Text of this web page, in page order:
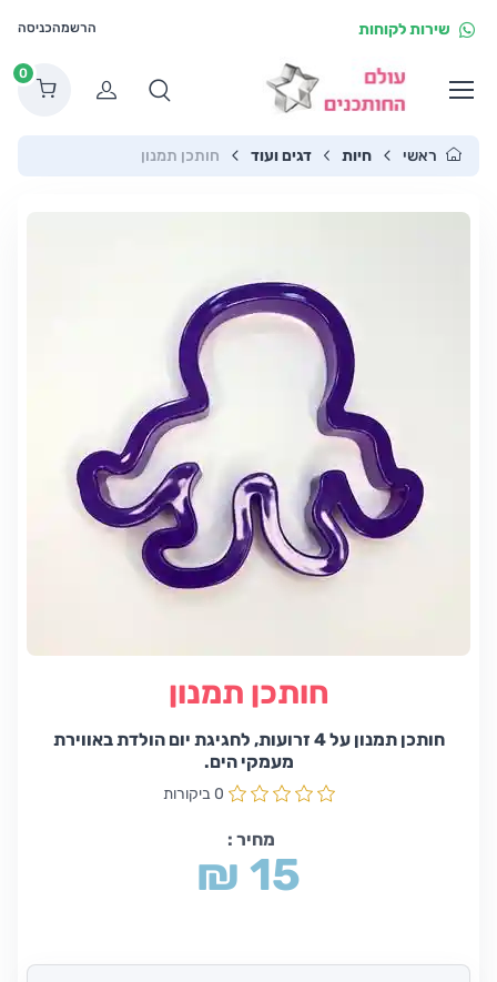
שירות לקוחות הרשמהכניסה
הרשמה
0
ראשי חיות דגים ועוד חותכן תמנון
חותכן תמנון
חותכן תמנון על 4 זרועות, לחגיגת יום הולדת באווירת
מעמקי הים.
0 ביקורות
מחיר :
₪ 15